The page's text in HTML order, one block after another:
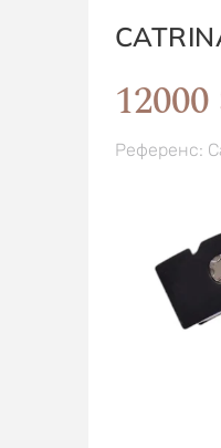
12000
Референс: